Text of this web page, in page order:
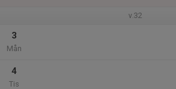
v.32
3
Mån
4
Tis